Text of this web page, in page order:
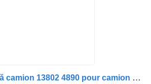
Culasse Chiuloasă camion 13802 4890 pour camion Scania DC9/DC13/DC16